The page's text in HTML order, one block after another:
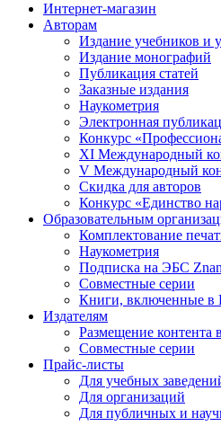
Интернет-магазин
Авторам
Издание учебников и
Издание монографий
Публикация статей
Заказные издания
Наукометрия
Электронная
Конкурс
XI Международный
V Международный
Скидка для авторов
Конкурс «Единство
Образовательным
Комплектование
Наукометрия
Подписка на ЭБС
Совместные серии
Книги, включенные в
Издателям
Размещение контента
Совместные серии
Прайс-листы
Для учебных
Для организаций
Для публичных и